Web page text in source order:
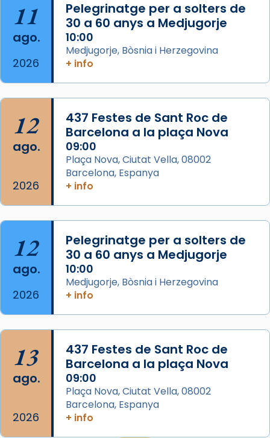
View on Facebook · Share
Arquebisbat de Barcelona
2 weeks ago
Acompanyant la història de sant Cugat, a
partir de l’Edat Mitjana sorgeix la tradició
que les santes Juliana (“relatiu a Júlia”) i
Semproniana (“relatiu a Semprònia =
eterna”) són deixebles seves. I l’any 1667, el
frare Joan Gaspar Roig, afirma en una obra
que les santes són filles de l’antiga Iluro.
Mataró en reivindicarà les relíq
Foto
View on Facebook ·
11
ago.
2026
Pelegrinatge per a solters de
30 a 60 anys a Medjugorje
10:00
Medjugorje, Bòsnia i Herzegovina
+ info
12
ago.
2026
437 Festes de Sant Roc de
Barcelona a la plaça Nova
09:00
Plaça Nova, Ciutat Vella, 08002
Barcelona, Espanya
+ info
12
ago.
2026
Pelegrinatge per a solters de
30 a 60 anys a Medjugorje
10:00
Medjugorje, Bòsnia i Herzegovina
+ info
13
ago.
2026
437 Festes de Sant Roc de
Barcelona a la plaça Nova
09:00
Plaça Nova, Ciutat Vella, 08002
Barcelona, Espanya
+ info